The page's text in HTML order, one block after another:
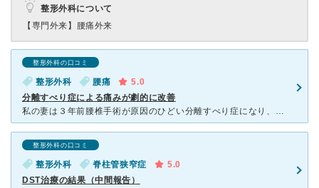
整形外科について
【専門外来】
腰痛外来
整形外科の口コミ
整形外科 腰痛
5.0
分離すべり症による痛みが劇的に改善
私の妻は３年前腰椎手術が原因のひどい分離すべり症になり、丁度１年前の11月18日に野中腰痛クリニックで治療を受け、劇的に改善しました。 2年前に妻が椎間板ヘルニアを発症しました。この時地元の病
整形外科の口コミ
整形外科 脊柱管狭窄症
5.0
DST治療の結果（中間報告）